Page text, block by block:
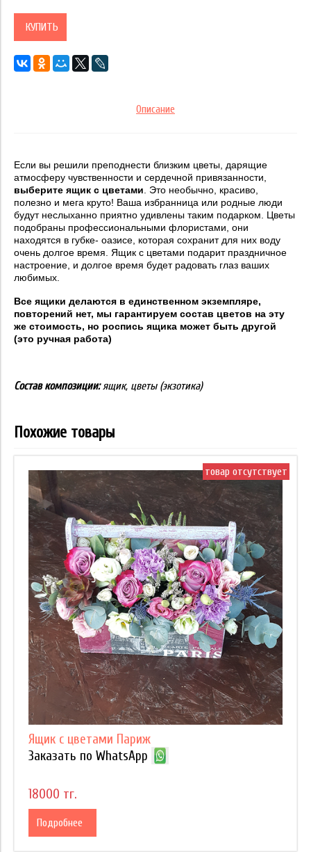
КУПИТЬ
Описание
Если вы решили преподнести близким цветы, дарящие
атмосферу чувственности и сердечной привязанности,
выберите ящик с цветами. Это необычно, красиво,
полезно и мега круто! Ваша избранница или родные люди
будут неслыханно приятно удивлены таким подарком. Цветы
подобраны профессиональными флористами, они
находятся в губке- оазисе, которая сохранит для них воду
очень долгое время. Ящик с цветами подарит праздничное
настроение, и долгое время будет радовать глаз ваших
любимых.
Все ящики делаются в единственном экземпляре,
повторений нет, мы гарантируем состав цветов на эту
же стоимость, но роспись ящика может быть другой
(это ручная работа)
Состав композиции:ящик, цветы (экзотика)
Похожие товары
товар отсутствует
Ящик с цветами Париж
Заказать по WhatsApp
18000 тг.
Подробнее